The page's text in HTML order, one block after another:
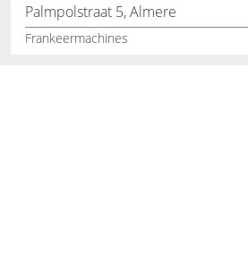
Palmpolstraat 5, Almere
Frankeermachines